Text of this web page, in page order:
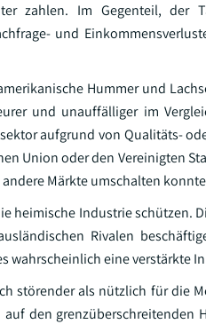
zahlen. Im Gegenteil,
und
Hummer und
und unauffälliger im
aufgrund von Qualitäts-
Union oder den Vereinigten
Märkte umschalten
heimische Industrie schützen.
Rivalen
wahrscheinlich eine verstärkte
störender als nützlich für die
den grenzüberschreitenden